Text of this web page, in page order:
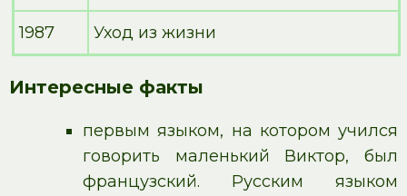
1987 Уход из жизни
Интересные факты
первым языком, на котором учился
говорить маленький Виктор, был
французский. Русским языком